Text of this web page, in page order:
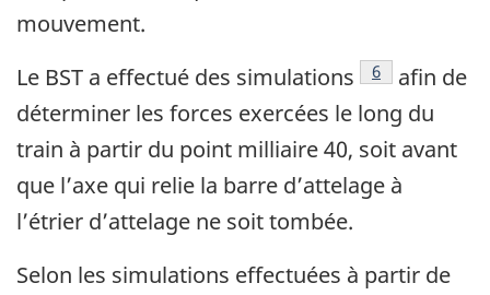
mouvement.
Le BST a effectué des simulations
6
afin de
déterminer les forces exercées le long du
train à partir du point milliaire 40, soit avant
que l’axe qui relie la barre d’attelage à
l’étrier d’attelage ne soit tombée.
Selon les simulations effectuées à partir de